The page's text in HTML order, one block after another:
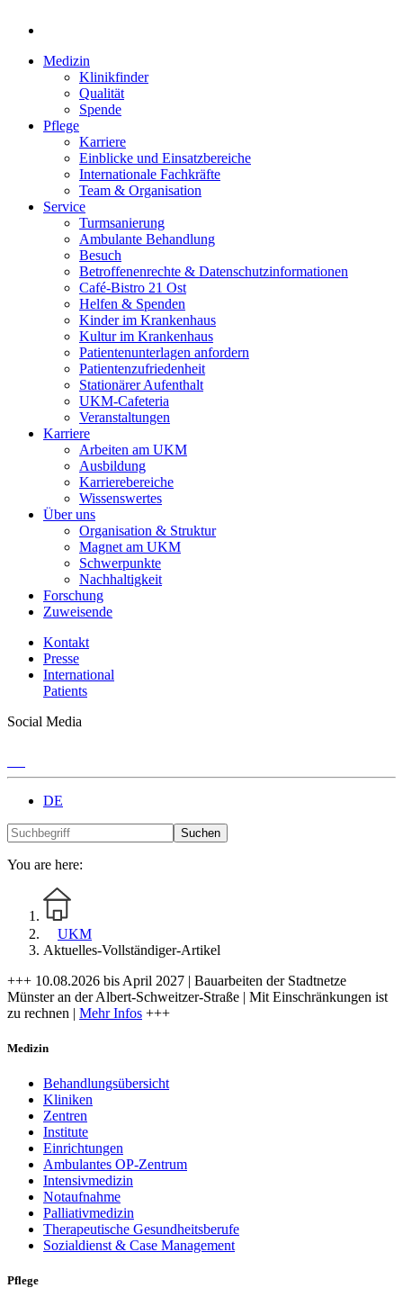
Medizin
Klinikfinder
Qualität
Spende
Pflege
Karriere
Einblicke und Einsatzbereiche
Internationale Fachkräfte
Team & Organisation
Service
Turmsanierung
Ambulante Behandlung
Besuch
Betroffenenrechte & Datenschutzinformationen
Café-Bistro 21 Ost
Helfen & Spenden
Kinder im Krankenhaus
Kultur im Krankenhaus
Patientenunterlagen anfordern
Patientenzufriedenheit
Stationärer Aufenthalt
UKM-Cafeteria
Veranstaltungen
Karriere
Arbeiten am UKM
Ausbildung
Karrierebereiche
Wissenswertes
Über uns
Organisation & Struktur
Magnet am UKM
Schwerpunkte
Nachhaltigkeit
Forschung
Zuweisende
Kontakt
Presse
International
Patients
Social Media
DE
Suchen
You are here:
UKM
Aktuelles-Vollständiger-Artikel
+++ 10.08.2026 bis April 2027 | Bauarbeiten der Stadtnetze
Münster an der Albert-Schweitzer-Straße | Mit Einschränkungen ist
zu rechnen | Mehr Infos +++
Medizin
Behandlungsübersicht
Kliniken
Zentren
Institute
Einrichtungen
Ambulantes OP-Zentrum
Intensivmedizin
Notaufnahme
Palliativmedizin
Therapeutische Gesundheitsberufe
Sozialdienst & Case Management
Pflege